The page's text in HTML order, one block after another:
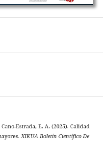
Estrada, E. A. (2025). Calidad
XIKUA Boletín Científico De